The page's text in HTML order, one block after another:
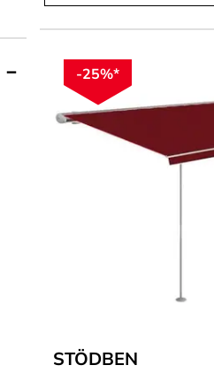
-25%*
STÖDBEN